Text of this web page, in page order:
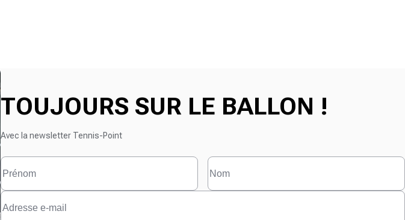
TOUJOURS SUR LE BALLON !
Avec la newsletter Tennis-Point